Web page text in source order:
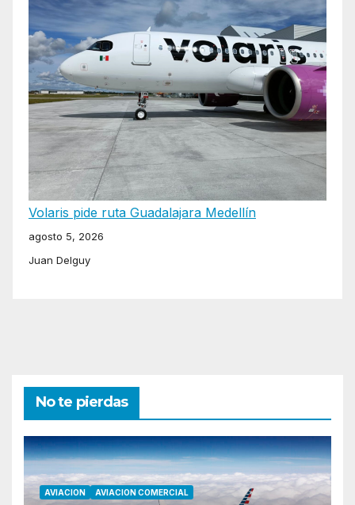
Volaris pide ruta Guadalajara Medellín
agosto 5, 2026
Juan Delguy
No te pierdas
AVIACION AVIACION COMERCIAL